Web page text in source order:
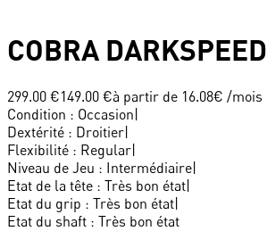
COBRA DARKSPEED
299.00 €149.00 €à partir de 16.08€ /mois
Condition : Occasion|
Dextérité : Droitier|
Flexibilité : Regular|
Niveau de Jeu : Intermédiaire|
Etat de la tête : Très bon état|
Etat du grip : Très bon état|
Etat du shaft : Très bon état